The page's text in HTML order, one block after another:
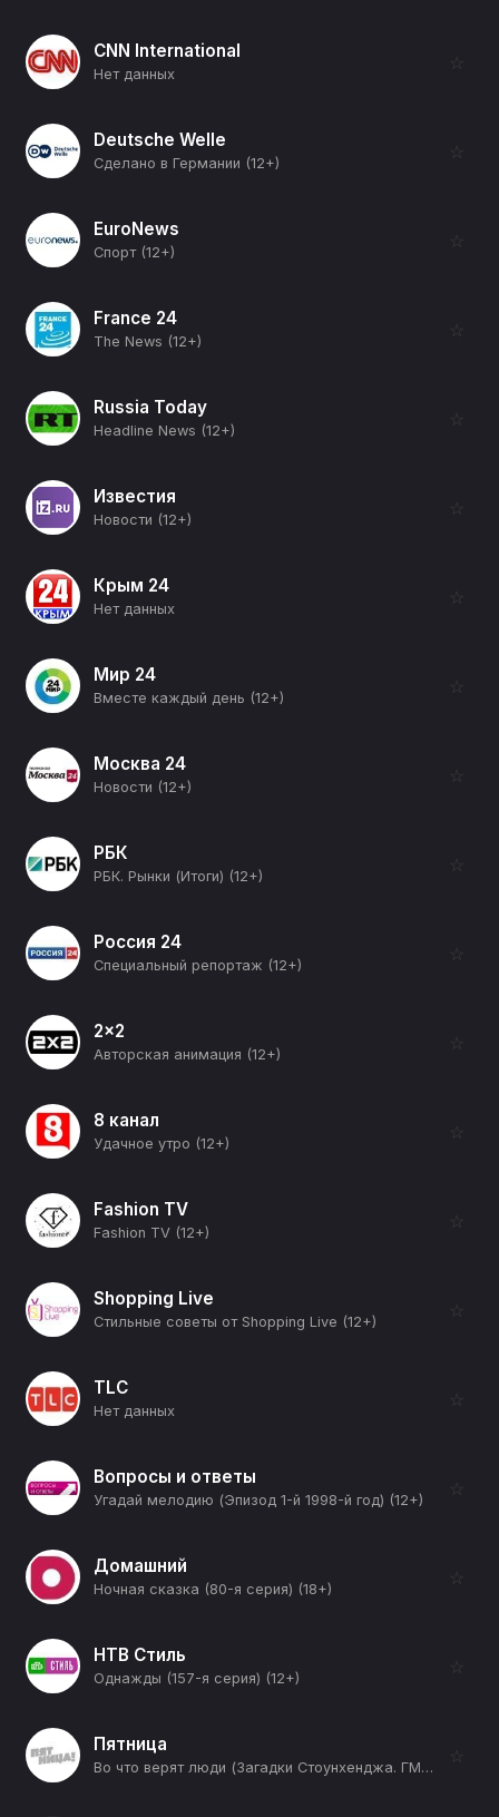
CNN International
Нет данных
☆
Deutsche Welle
Сделано в Германии (12+)
☆
EuroNews
Спорт (12+)
☆
France 24
The News (12+)
☆
Russia Today
Headline News (12+)
☆
Известия
Новости (12+)
☆
Крым 24
Нет данных
☆
Мир 24
Вместе каждый день (12+)
☆
Москва 24
Новости (12+)
☆
РБК
РБК. Рынки (Итоги) (12+)
☆
Россия 24
Специальный репортаж (12+)
☆
2x2
Авторская анимация (12+)
☆
8 канал
Удачное утро (12+)
☆
Fashion TV
Fashion TV (12+)
☆
Shopping Live
Стильные советы от Shopping Live (12+)
☆
TLC
Нет данных
☆
Вопросы и ответы
Угадай мелодию (Эпизод 1-й 1998-й год) (12+)
☆
Домашний
Ночная сказка (80-я серия) (18+)
☆
НТВ Стиль
Однажды (157-я серия) (12+)
☆
Пятница
Во что верят люди (Загадки Стоунхенджа. ГМО) (12+)
☆